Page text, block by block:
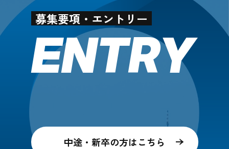
募集要項・エントリー
ENTRY
中途・新卒の方はこちら